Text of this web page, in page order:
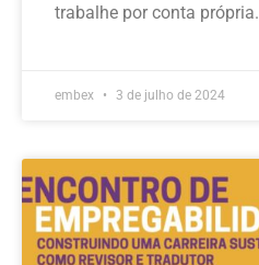
trabalhe por conta própria.
embex 3 de julho de 2024